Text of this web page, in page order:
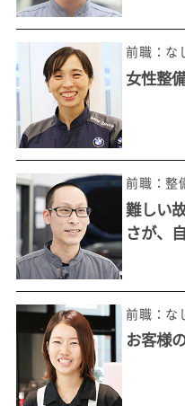
整備の最先端を極め
前職：な
女性整
ただ直すだけではない
お客様の想いを実現す
前職：整
難しい
さが、
もっと整備を追求し
前職：な
お客様